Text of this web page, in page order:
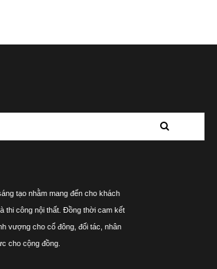
tạo nhằm mang đến cho khách
thi công nội thất. Đồng thời cam kết
vượng cho cổ đông, đối tác, nhân
cho cộng đồng.